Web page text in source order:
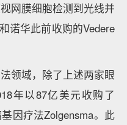
网膜细胞检测到光线并
诺华此前收购的Vedere
领域，除了上述两家眼
年以87亿美元收购了
因疗法Zolgensma。此